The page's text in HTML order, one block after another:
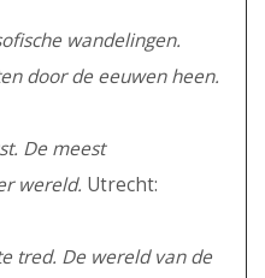
wandelingen.
door de eeuwen heen.
De meest
wereld. Utrecht:
tred. De wereld van de